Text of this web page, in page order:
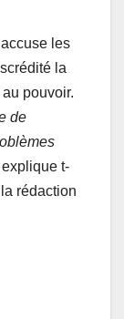
les
la
pouvoir.
de
explique t-
rédaction